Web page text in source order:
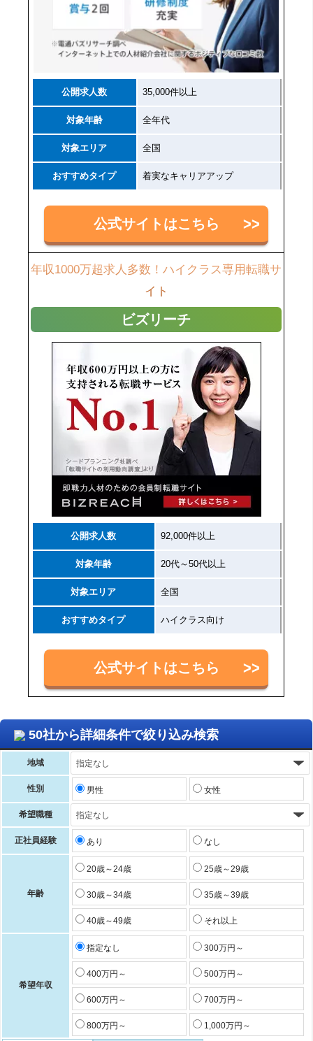
公開求人数 35,000件以上
対象年齢 全年代
対象エリア 全国
おすすめタイプ 着実なキャリアアップ
公式サイトはこちら
年収1000万超求人多数！ハイクラス専用転職サ
イト
ビズリーチ
公開求人数 92,000件以上
対象年齢 20代～50代以上
対象エリア 全国
おすすめタイプ ハイクラス向け
公式サイトはこちら
50社から詳細条件で絞り込み検索
地域
性別 男性 女性
希望職種
正社員経験 あり なし
年齢
20歳～24歳 25歳～29歳
30歳～34歳 35歳～39歳
40歳～49歳 それ以上
希望年収
指定なし 300万円～
400万円～ 500万円～
600万円～ 700万円～
800万円～ 1,000万円～